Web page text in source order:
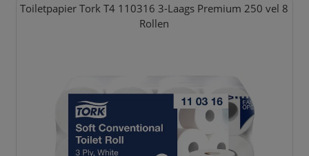
Toiletpapier Tork T4 110316 3-Laags Premium 250 vel 8
Rollen